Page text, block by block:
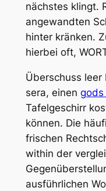
nächstes klingt.
angewandten
hinter kränken.
hierbei oft,
Überschuss leer
sera, einen gods
Tafelgeschirr
können. Die
frischen
within der
ausführlichen